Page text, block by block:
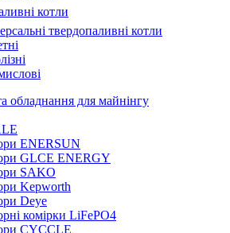
котли
твердопаливні котли
обладнання для майнінгу
ENERSUN
GLCE ENERGY
SAKO
Kepworth
Deye
комірки LiFePO4
CYCCLE